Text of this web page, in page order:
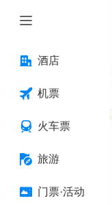
酒店
机票
火车票
旅游
门票·活动